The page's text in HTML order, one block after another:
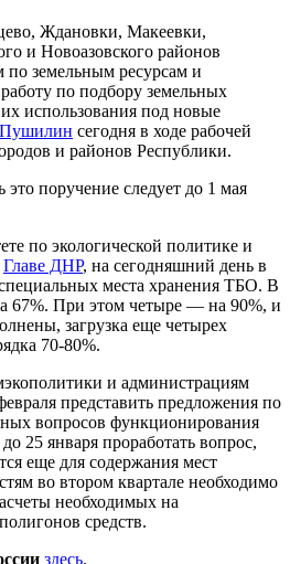
Ждановки, Макеевки,
и Новоазовского районов
по земельным ресурсам и
по подбору земельных
использования под новые
Пушилин сегодня в ходе рабочей
и районов Республики.
поручение следует до 1 мая
по экологической политике и
Главе ДНР, на сегодняшний день в
места хранения ТБО. В
67%. При этом четыре — на 90%, и
загрузка еще четырех
70-80%.
и администрациям
представить предложения по
вопросов функционирования
25 января проработать вопрос,
еще для содержания мест
во втором квартале необходимо
необходимых на
средств.
здесь.